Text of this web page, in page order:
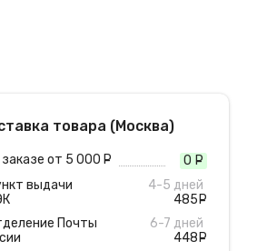
товара (Москва)
заказе от 5 000 0
выдачи
4-5 дней
485
Почты
6-7 дней
448